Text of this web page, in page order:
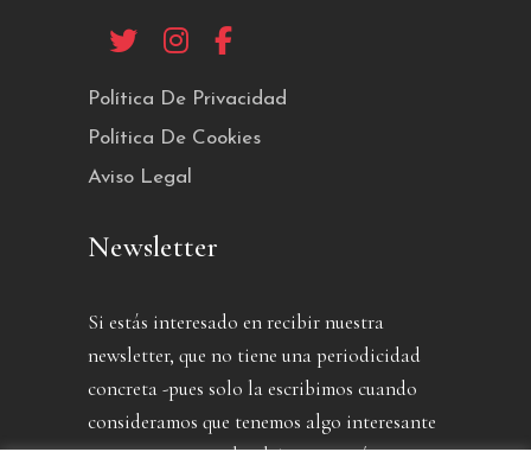
Política De Privacidad
Política De Cookies
Aviso Legal
Newsletter
Si estás interesado en recibir nuestra
newsletter, que no tiene una periodicidad
concreta -pues solo la escribimos cuando
consideramos que tenemos algo interesante